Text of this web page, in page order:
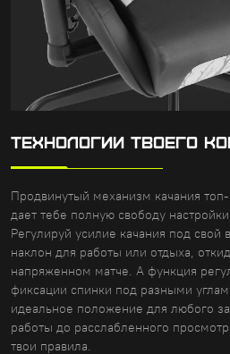
ТЕХНОЛОГИИ ТВОЕГО
Продвинутый механизм качания топ-
дает тебе полную свободу
Регулируй усилие качания под
наклон для работы или отдыха,
напряженном матче. А функция
фиксации спинки под разными
идеальное положение для любого
работы до расслабленного
твои правила.